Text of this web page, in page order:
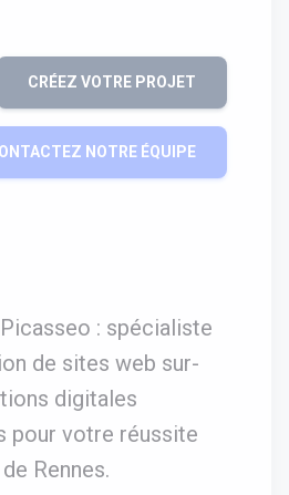
CRÉEZ VOTRE PROJET
NOTRE ÉQUIPE
: spécialiste
de sites web sur-
digitales
pour votre réussite
Rennes.